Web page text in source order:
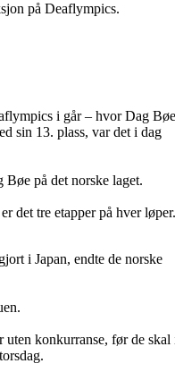
på Deaflympics.
i går – hvor Dag Bøe
sin 13. plass, var det i dag
på det norske laget.
det tre etapper på hver løper.
i Japan, endte de norske
uten konkurranse, før de skal